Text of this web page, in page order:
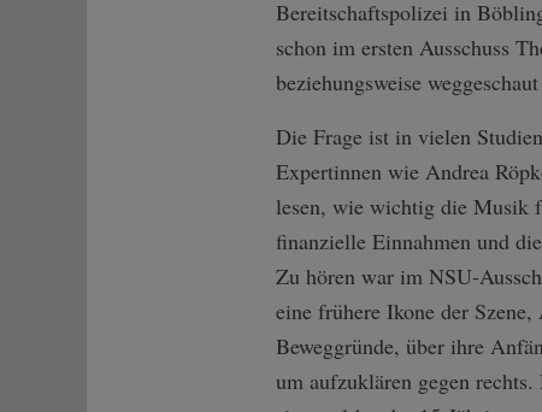
Bereitschaftspolizei in
schon im ersten Ausschuss
beziehungsweise
Die Frage ist in vielen
Expertinnen wie Andrea
lesen, wie wichtig die Musik
finanzielle Einnahmen und
Zu hören war im NSU-
eine frühere Ikone der
Beweggründe, über ihre
um aufzuklären gegen